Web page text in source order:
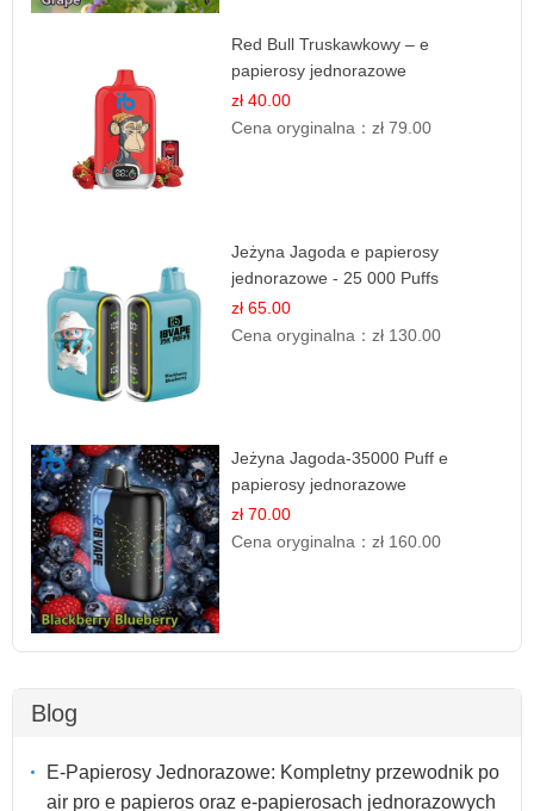
Red Bull Truskawkowy – e
papierosy jednorazowe
zł 40.00
Cena oryginalna：zł 79.00
Jeżyna Jagoda e papierosy
jednorazowe - 25 000 Puffs
zł 65.00
Cena oryginalna：zł 130.00
Jeżyna Jagoda-35000 Puff e
papierosy jednorazowe
zł 70.00
Cena oryginalna：zł 160.00
Blog
E-Papierosy Jednorazowe: Kompletny przewodnik po
air pro e papieros oraz e-papierosach jednorazowych